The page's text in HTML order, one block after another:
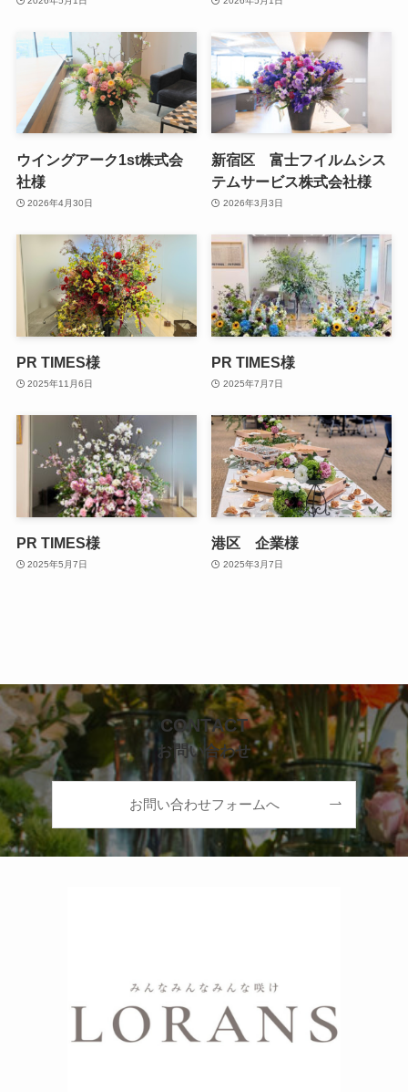
ウイングアーク1st株式会
社様
2026年4月30日
新宿区 富士フイルムシス
テムサービス株式会社様
2026年3月3日
PR TIMES様
2025年11月6日
PR TIMES様
2025年7月7日
PR TIMES様
2025年5月7日
港区 企業様
2025年3月7日
CONTACT
お問い合わせ
お問い合わせフォームへ